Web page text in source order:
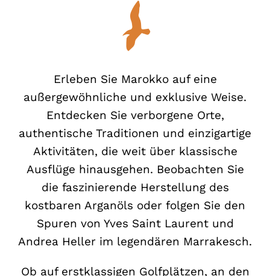
Erleben Sie Marokko auf eine
außergewöhnliche und exklusive Weise.
Entdecken Sie verborgene Orte,
authentische Traditionen und einzigartige
Aktivitäten, die weit über klassische
Ausflüge hinausgehen. Beobachten Sie
die faszinierende Herstellung des
kostbaren Arganöls oder folgen Sie den
Spuren von Yves Saint Laurentund
Andrea Heller im legendären Marrakesch.
Ob auf erstklassigen Golfplätzen, an den